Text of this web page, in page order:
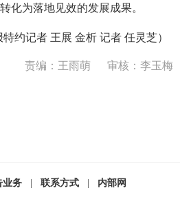
化为落地见效的发展成果。
记者 王展 金析 记者 任灵芝）
责编：王雨萌 审核：李玉梅
业务 联系方式
内部网